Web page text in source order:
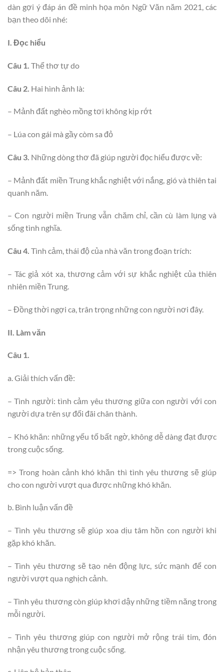
dàn gợi ý đáp án đề minh họa môn Ngữ Văn năm 2021, các
bạn theo dõi nhé:
I. Đọc hiểu
Câu 1. Thể thơ tự do
Câu 2. Hai hình ảnh là:
– Mảnh đất nghèo mồng tơi không kịp rớt
– Lúa con gái mà gầy còm sa đỏ
Câu 3. Những dòng thơ đã giúp người đọc hiểu được về:
– Mảnh đất miền Trung khắc nghiệt với nắng, gió và thiên tai
quanh năm.
– Con người miền Trung vẫn chăm chỉ, cần cù làm lụng và
sống tình nghĩa.
Câu 4. Tình cảm, thái độ của nhà văn trong đoạn trích:
– Tác giả xót xa, thương cảm với sự khắc nghiệt của thiên
nhiên miền Trung.
– Đồng thời ngợi ca, trân trọng những con người nơi đây.
II. Làm văn
Câu 1.
a. Giải thích vấn đề:
– Tình người: tình cảm yêu thương giữa con người với con
người dựa trên sự đối đãi chân thành.
– Khó khăn: những yếu tố bất ngờ, không dễ dàng đạt được
trong cuộc sống.
=> Trong hoàn cảnh khó khăn thì tình yêu thương sẽ giúp
cho con người vượt qua được những khó khăn.
b. Bình luận vấn đề
– Tình yêu thương sẽ giúp xoa dịu tâm hồn con người khi
gặp khó khăn.
– Tình yêu thương sẽ tạo nên động lực, sức mạnh để con
người vượt qua nghịch cảnh.
– Tình yêu thương còn giúp khơi dậy những tiềm năng trong
mỗi người.
– Tình yêu thương giúp con người mở rộng trái tim, đón
nhận yêu thương trong cuộc sống.